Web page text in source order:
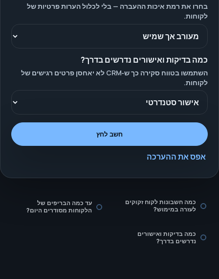
בחרו את רמת איכות ההעברה — בלי לכלול הערות פרטיות של
לקוחות.
כמה בדיקות ואישורים נדרשים בדרך?
השתמשו בטווח סקירה כך ש‑CRM לא יאחסן פרטים רגישים של
לקוחות.
חשב לחץ
אפס את ההערכה
כמה חשבונות לקוח זקוקים
לעזרה במימוש?
עד כמה הבריפים של
הלקוחות מסודרים היום?
כמה בדיקות ואישורים
נדרשים בדרך?